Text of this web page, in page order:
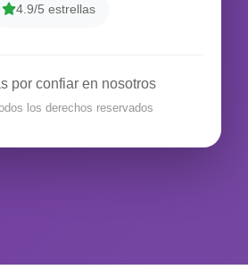
4.9/5 estrellas
por confiar en nosotros
los derechos reservados